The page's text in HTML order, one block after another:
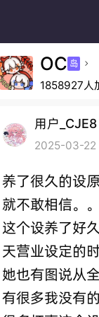
OC 岛 
1858927人
用户_CJE8
2025-03-22
养了很久的设
就不敢相信。
这个设养了好
天营业设定的
她也有图说从
有很多我没有